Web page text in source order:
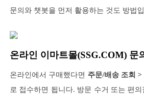
문의와 챗봇을 먼저 활용하는 것도 방법
온라인 이마트몰(SSG.COM) 문
온라인에서 구매했다면 주문/배송 조회 >
로 접수하면 됩니다. 방문 수거 또는 편